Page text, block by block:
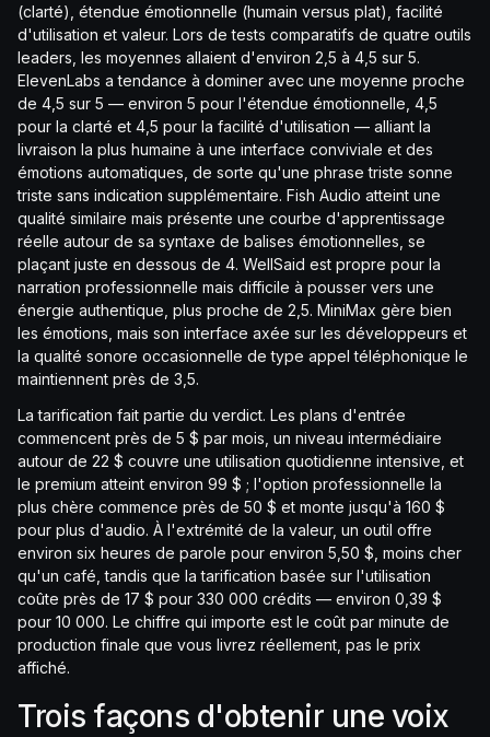
(clarté), étendue émotionnelle (humain versus plat), facilité
d'utilisation et valeur. Lors de tests comparatifs de quatre outils
leaders, les moyennes allaient d'environ 2,5 à 4,5 sur 5.
ElevenLabs a tendance à dominer avec une moyenne proche
de 4,5 sur 5 — environ 5 pour l'étendue émotionnelle, 4,5
pour la clarté et 4,5 pour la facilité d'utilisation — alliant la
livraison la plus humaine à une interface conviviale et des
émotions automatiques, de sorte qu'une phrase triste sonne
triste sans indication supplémentaire. Fish Audio atteint une
qualité similaire mais présente une courbe d'apprentissage
réelle autour de sa syntaxe de balises émotionnelles, se
plaçant juste en dessous de 4. WellSaid est propre pour la
narration professionnelle mais difficile à pousser vers une
énergie authentique, plus proche de 2,5. MiniMax gère bien
les émotions, mais son interface axée sur les développeurs et
la qualité sonore occasionnelle de type appel téléphonique le
maintiennent près de 3,5.
La tarification fait partie du verdict. Les plans d'entrée
commencent près de 5 $ par mois, un niveau intermédiaire
autour de 22 $ couvre une utilisation quotidienne intensive, et
le premium atteint environ 99 $ ; l'option professionnelle la
plus chère commence près de 50 $ et monte jusqu'à 160 $
pour plus d'audio. À l'extrémité de la valeur, un outil offre
environ six heures de parole pour environ 5,50 $, moins cher
qu'un café, tandis que la tarification basée sur l'utilisation
coûte près de 17 $ pour 330 000 crédits — environ 0,39 $
pour 10 000. Le chiffre qui importe est le coût par minute de
production finale que vous livrez réellement, pas le prix
affiché.
Trois façons d'obtenir une voix